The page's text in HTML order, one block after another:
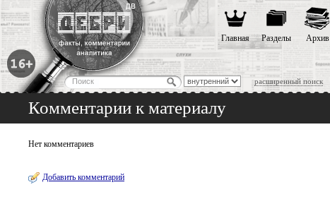
расширенный поиск
Главная Разделы Архив
Комментарии к материалу
Нет комментариев
Добавить комментарий